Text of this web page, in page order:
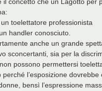
il concetto che un Lagotto per
toelettatore professionista
handler conosciuto.
anche un grande
sconcertanti, sia per la
possono permettersi
l’esposizione dovrebbe
bensì l’espressione